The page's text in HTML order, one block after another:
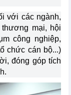
với các ngành,
mại, hội
công nghiệp,
chức cán bộ...)
đóng góp tích